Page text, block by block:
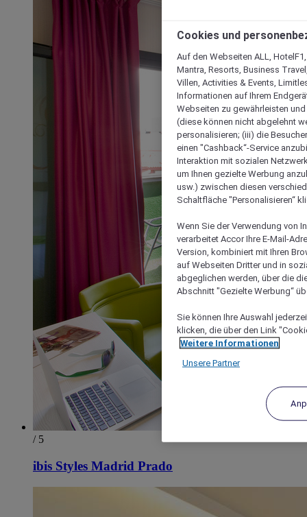
/ 5
ibis Styles Madrid Prado
Cookies und
Auf den Webseiten ALL,
Mantra, Resorts, Business
Villen, Activities & Events,
Informationen auf Ihrem
Webseiten zu gewährleisten
(diese können nicht abgelehnt
personalisieren; (iii) die
einen "Cashback“-Service
Interaktion mit sozialen
um Ihnen gezielte Werbung
usw.) zwischen diesen
Schaltfläche "Personalisieren“
Wenn Sie der Verwendung von
verarbeitet Accor Ihre E-Mail-
Version, kombiniert mit Ihren
auf Webseiten Dritter und in
abgeglichen werden, über die
Abschnitt "Gezielte Werbung“
Sie können Ihre Auswahl
klicken, die über den Link
Weitere Informationen
Unsere Partner